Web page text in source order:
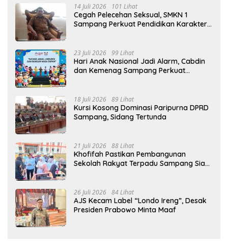
14 Juli 2026 101 Lihat
Cegah Pelecehan Seksual, SMKN 1
Sampang Perkuat Pendidikan Karakter
23 Juli 2026 99 Lihat
Hari Anak Nasional Jadi Alarm, Cabdin
dan Kemenag Sampang Perkuat
18 Juli 2026 89 Lihat
Kursi Kosong Dominasi Paripurna DPRD
Sampang, Sidang Tertunda
21 Juli 2026 88 Lihat
Khofifah Pastikan Pembangunan
Sekolah Rakyat Terpadu Sampang Siap
26 Juli 2026 84 Lihat
AJS Kecam Label “Londo Ireng”, Desak
Presiden Prabowo Minta Maaf